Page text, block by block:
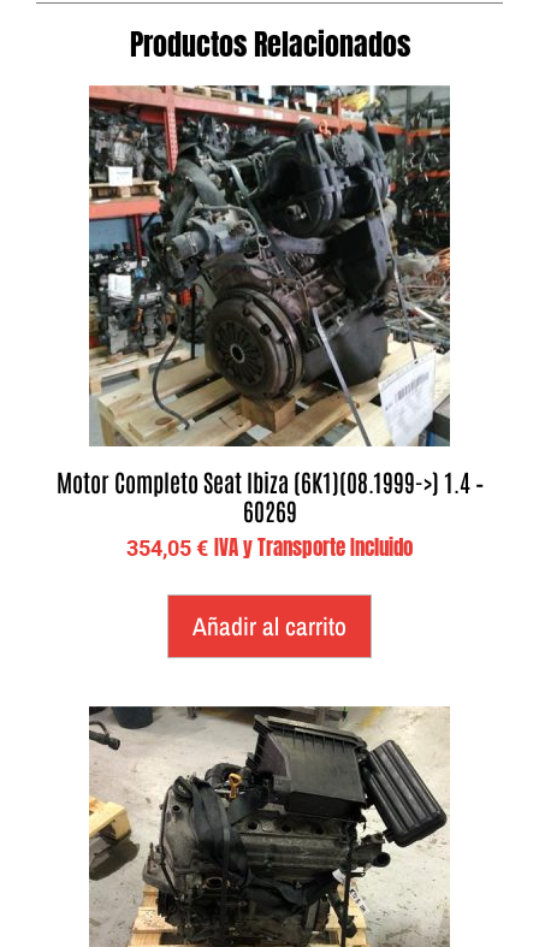
Productos Relacionados
Motor Completo Seat Ibiza (6K1)(08.1999->) 1.4 –
60269
354,05€ IVA y Transporte Incluido
Añadir al carrito